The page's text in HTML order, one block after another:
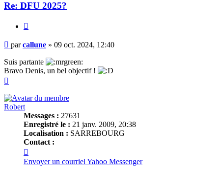
Re: DFU 2025?
Message
parcallune » 09 oct. 2024, 12:40
Suis partante
Bravo Denis, un bel objectif !
Robert
Messages : 27631
Enregistré le : 21 janv. 2009, 20:38
Localisation : SARREBOURG
Contact :
Robert
Envoyer un courriel Yahoo Messenger